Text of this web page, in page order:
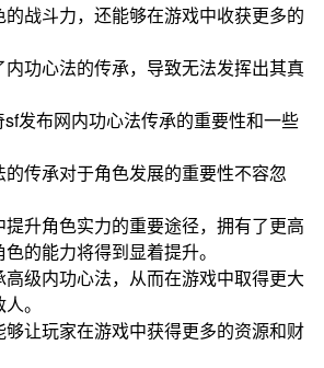
战斗力，还能够在游戏中收获更多的
功心法的传承，导致无法发挥出其真
发布网内功心法传承的重要性和一些
传承对于角色发展的重要性不容忽
升角色实力的重要途径，拥有了更高
的能力将得到显着提升。
级内功心法，从而在游戏中取得更大
。
让玩家在游戏中获得更多的资源和财